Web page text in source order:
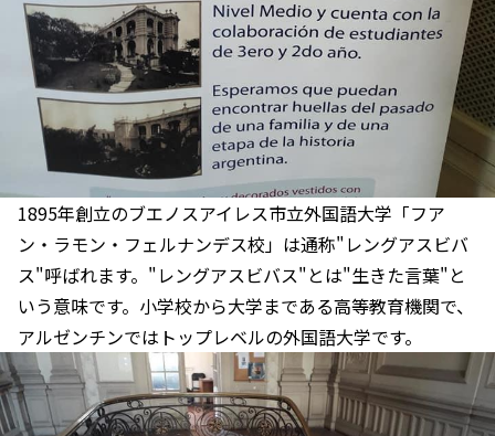
1895年創立のブエノスアイレス市立外国語大学「フア
ン・ラモン・フェルナンデス校」は通称"レングアスビバ
ス"呼ばれます。"レングアスビバス"とは"生きた言葉"と
いう意味です。小学校から大学まである高等教育機関で、
アルゼンチンではトップレベルの外国語大学です。